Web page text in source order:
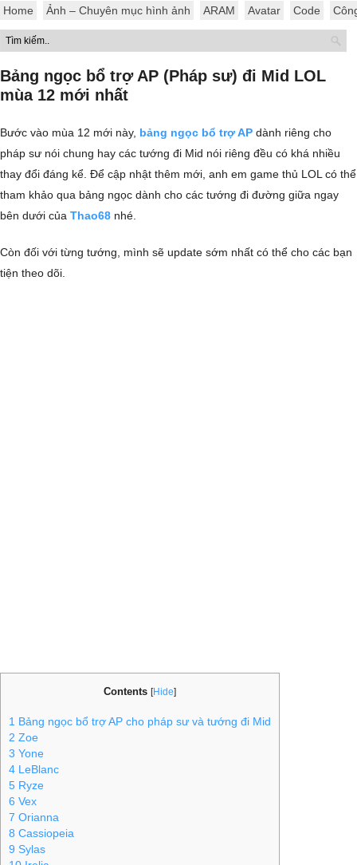
Home Ảnh – Chuyên mục hình ảnh ARAM Avatar Code
Bảng ngọc bổ trợ AP (Pháp sư) đi Mid LOL
mùa 12 mới nhất
Bước vào mùa 12 mới này, bảng ngọc bổ trợ AP dành riêng cho
pháp sư nói chung hay các tướng đi Mid nói riêng đều có khá nhiều
thay đổi đáng kể. Để cập nhật thêm mới, anh em game thủ LOL có thể
tham khảo qua bảng ngọc dành cho các tướng đi đường giữa ngay
bên dưới của Thao68 nhé.
Còn đối với từng tướng, mình sẽ update sớm nhất có thể cho các bạn
tiện theo dõi.
Contents [Hide]
1 Bảng ngọc bổ trợ AP cho pháp sư và tướng đi Mid
2 Zoe
3 Yone
4 LeBlanc
5 Ryze
6 Vex
7 Orianna
8 Cassiopeia
9 Sylas